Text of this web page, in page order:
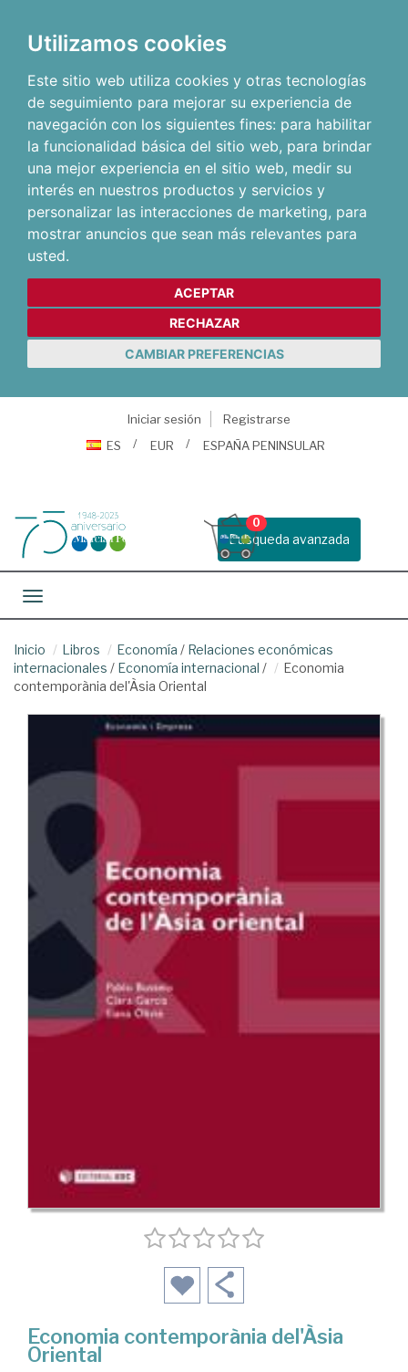
Utilizamos cookies
Este sitio web utiliza cookies y otras tecnologías
de seguimiento para mejorar su experiencia de
navegación con los siguientes fines: para habilitar
la funcionalidad básica del sitio web, para brindar
una mejor experiencia en el sitio web, medir su
interés en nuestros productos y servicios y
personalizar las interacciones de marketing, para
mostrar anuncios que sean más relevantes para
usted.
ACEPTAR
RECHAZAR
CAMBIAR PREFERENCIAS
Iniciar sesión
Registrarse
ES
EUR ESPAÑA PENINSULAR
Busqueda avanzada
0
Toggle navigation
Inicio Libros Economía / Relaciones económicas
internacionales / Economía internacional /
Economia
contemporània del'Àsia Oriental
Economia contemporània del'Àsia
Oriental